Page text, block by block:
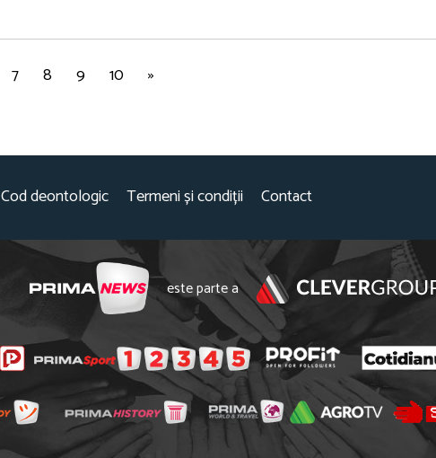
7 8 9 10 »
Cod deontologic Termeni și condiții Contact
este parte a